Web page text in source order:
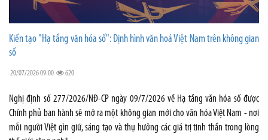
Kiến tạo "Hạ tầng văn hóa số": Định hình văn hoá Việt Nam trên không gian
số
20/07/2026 09:00 620
Nghị định số 277/2026/NĐ-CP ngày 09/7/2026 về Hạ tầng văn hóa số được
Chính phủ ban hành sẽ mở ra một không gian mới cho văn hóa Việt Nam - nơi
mỗi người Việt gìn giữ, sáng tạo và thụ hưởng các giá trị tinh thần trong lòng